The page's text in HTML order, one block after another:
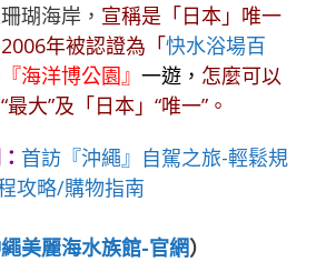
瑚海岸， 宣稱是「日本」唯一
年被認證為「快水浴場百
『海洋博公園』 一遊， 怎麼可以
大”及「日本」“唯一”。
首訪『沖繩』自駕之旅-輕鬆規
攻略/購物指南
美麗海水族館-官網）